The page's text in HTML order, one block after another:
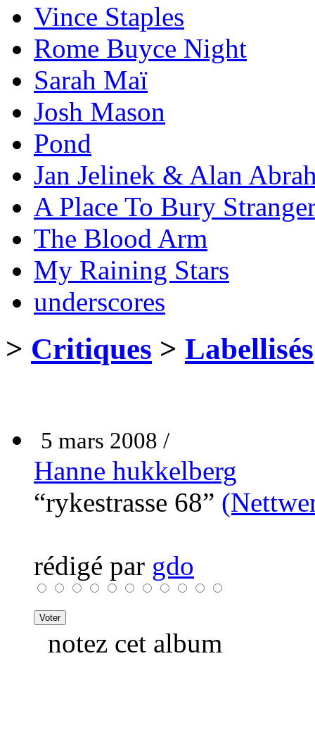
Vince Staples
Rome Buyce Night
Sarah Maï
Josh Mason
Pond
Jan Jelinek & Alan
A Place To Bury
The Blood Arm
My Raining Stars
underscores
> Critiques > Labellisés
5 mars 2008 /
Hanne hukkelberg
“rykestrasse 68”
rédigé par gdo
notez cet album